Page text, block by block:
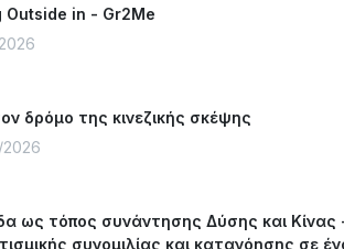
Outside in - Gr2Me
δρόμο της κινεζικής σκέψης
2026
ως τόπος συνάντησης Δύσης και Κίνας -
συνομιλίας και κατανόησης σε